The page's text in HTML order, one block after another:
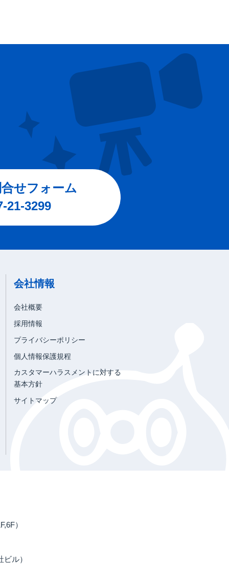
せフォーム
21-3299
会社情報
会社概要
採用情報
プライバシーポリシー
個人情報保護規程
カスタマーハラスメントに対する
基本方針
サイトマップ
）
ル）